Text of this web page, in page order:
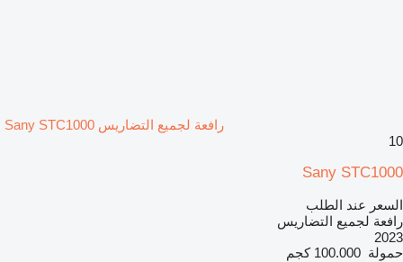
رافعة لجميع التضاريس Sany STC1000
10
Sany STC1000
السعر عند الطلب
رافعة لجميع التضاريس
2023
حمولة 100.000 كجم